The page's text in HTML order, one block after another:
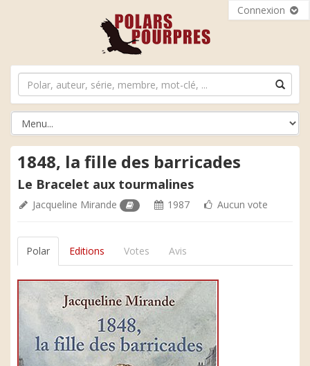
Connexion
1848, la fille des barricades
Le Bracelet aux tourmalines
Jacqueline Mirande 1987 Aucun vote
Polar Editions Votes Avis